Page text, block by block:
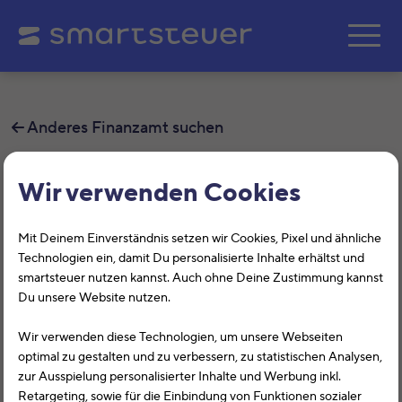
Wir verwenden Cookies
Mit Deinem Einverständnis setzen wir Cookies, Pixel und ähnliche
Technologien ein, damit Du personalisierte Inhalte erhältst und
smartsteuer nutzen kannst. Auch ohne Deine Zustimmung kannst
Du unsere Website nutzen.
Wir verwenden diese Technologien, um unsere Webseiten
optimal zu gestalten und zu verbessern, zu statistischen Analysen,
zur Ausspielung personalisierter Inhalte und Werbung inkl.
Retargeting, sowie für die Einbindung von Funktionen sozialer
Zum Hauptinhalt
Anderes Finanzamt suchen
Finanzamt Erkelenz
Auf dieser Seite findest Du alle
Informationen zum Finanzamt Erkelenz,
Südpromenade 37, 41812, Erkelenz mit
Das Finanzamt Erkelenz (Nordrhein-Westfalen) hilft Dir
bei allen Belangen rund um die Steuererklärung. Auf